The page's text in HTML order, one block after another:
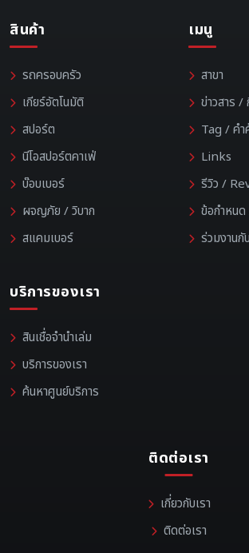
สินค้า
รถครอบครัว
เกียร์อัตโนมัติ
สปอร์ต
นีโอสปอร์ตคาเฟ่
บ๊อบเบอร์
ผจญภัย / วิบาก
สแคมเบอร์
เมนู
สาขา
ข่าวสาร /
Tag / คำ
Links
รีวิว /
ข้อกำหนด
ร่วมงานกั
บริการของเรา
สินเชื่อจำนำเล่ม
บริการของเรา
ค้นหาศูนย์บริการ
ติดต่อเรา
เกี่ยวกับเรา
ติดต่อเรา